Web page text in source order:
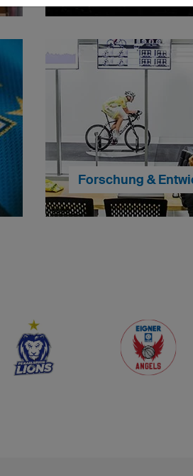
Egal ob sie ein Trikot
bei uns können Sie
unserer Produktion in
... weiter zu Eins
Forschung &
ihrer
... weiter zu